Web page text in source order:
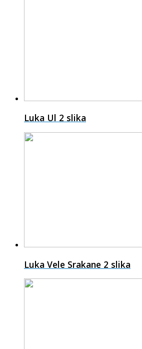
Luka Ul 2 slika
Luka Vele Srakane 2 slika